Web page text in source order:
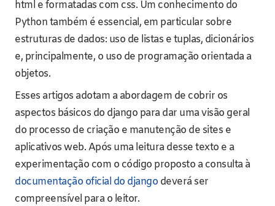
html e formatadas com css. Um conhecimento do
Python também é essencial, em particular sobre
estruturas de dados: uso de listas e tuplas, dicionários
e, principalmente, o uso de programação orientada a
objetos.
Esses artigos adotam a abordagem de cobrir os
aspectos básicos do django para dar uma visão geral
do processo de criação e manutenção de sites e
aplicativos web. Após uma leitura desse texto e a
experimentação com o código proposto a consulta à
documentação oficial do django deverá ser
compreensível para o leitor.